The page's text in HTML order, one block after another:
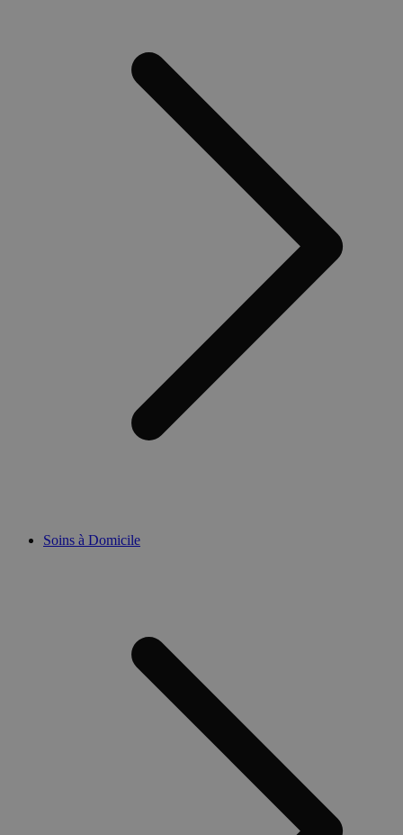
Soins à Domicile